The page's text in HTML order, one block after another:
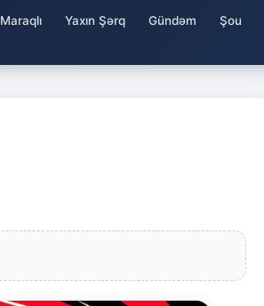
Maraqlı Yaxın Şərq Gündəm Şou